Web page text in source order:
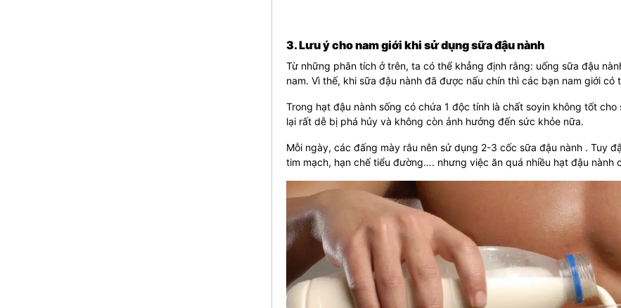
3. Lưu ý cho nam giới khi sử dụng sữa đậu nành
Từ những phân tích ở trên, ta có thể khẳng định rằng: uống sữa đậu
nam. Vì thế, khi sữa đậu nành đã được nấu chín thì các bạn nam giới có
Trong hạt đậu nành sống có chứa 1 độc tính là chất soyin không tốt
lại rất dễ bị phá hủy và không còn ảnh hưởng đến sức khỏe nữa.
Mỗi ngày, các đấng mày râu nên sử dụng 2-3 cốc sữa đậu nành . Tuy
tim mạch, hạn chế tiểu đường…. nhưng việc ăn quá nhiều hạt đậu